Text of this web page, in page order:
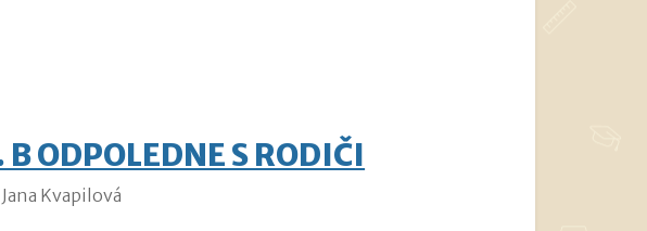
B ODPOLEDNE S RODIČI
Jana Kvapilová